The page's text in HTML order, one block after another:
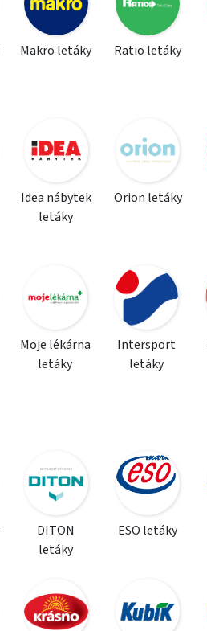
Makro letáky Ratio letáky
Idea nábytek
letáky
Orion letáky
Moje lékárna
letáky
Intersport
letáky
DITON
letáky
ESO letáky